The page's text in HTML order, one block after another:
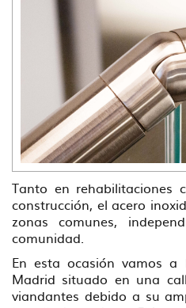
Tanto en rehabilitaciones
construcción, el acero
zonas comunes,
comunidad.
En esta ocasión vamos
Madrid situado en una
viandantes debido a su